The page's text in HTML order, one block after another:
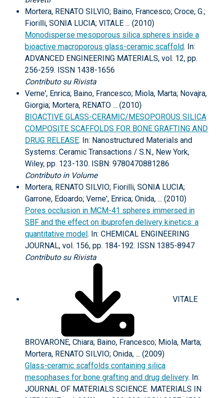
Mortera, RENATO SILVIO; Baino, Francesco; Croce, G.;
Fiorilli, SONIA LUCIA; VITALE ... (2010)
Monodisperse mesoporous silica spheres inside a
bioactive macroporous glass-ceramic scaffold. In:
ADVANCED ENGINEERING MATERIALS, vol. 12, pp.
256-259. ISSN 1438-1656
Contributo su Rivista
Verne', Enrica; Baino, Francesco; Miola, Marta; Novajra,
Giorgia; Mortera, RENATO ... (2010)
BIOACTIVE GLASS-CERAMIC/MESOPOROUS SILICA
COMPOSITE SCAFFOLDS FOR BONE GRAFTING AND
DRUG RELEASE. In: Nanostructured Materials and
Systems: Ceramic Transactions / S.N., New York,
Wiley, pp. 123-130. ISBN: 9780470881286
Contributo in Volume
Mortera, RENATO SILVIO; Fiorilli, SONIA LUCIA;
Garrone, Edoardo; Verne', Enrica; Onida, ... (2010)
Pores occlusion in MCM-41 spheres immersed in
SBF and the effect on ibuprofen delivery kinetics: a
quantitative model. In: CHEMICAL ENGINEERING
JOURNAL, vol. 156, pp. 184-192. ISSN 1385-8947
Contributo su Rivista
VITALE
BROVARONE, Chiara; Baino, Francesco; Miola, Marta;
Mortera, RENATO SILVIO; Onida, ... (2009)
Glass-ceramic scaffolds containing silica
mesophases for bone grafting and drug delivery. In:
JOURNAL OF MATERIALS SCIENCE. MATERIALS IN